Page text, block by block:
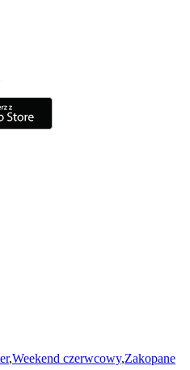
,Weekend czerwcowy,Zakopane